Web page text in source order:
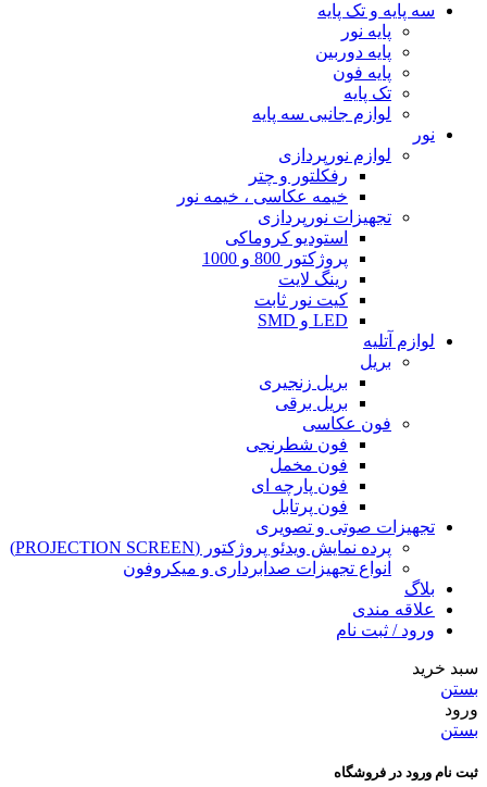
سه پایه و تک پایه
پایه نور
پایه دوربین
پایه فون
تک پایه
لوازم جانبی سه پایه
نور
لوازم نورپردازی
رفکلتور و چتر
خیمه عکاسی ، خیمه نور
تجهیزات نورپردازی
استودیو کروماکی
پروژکتور 800 و 1000
رینگ لایت
کیت نور ثابت
LED و SMD
لوازم آتلیه
بریل
بریل زنجیری
بریل برقی
فون عکاسی
فون شطرنجی
فون مخمل
فون پارچه ای
فون پرتابل
تجهیزات صوتی و تصویری
پرده نمایش ویدئو پروژکتور (PROJECTION SCREEN)
انواع تجهیزات صدابرداری و میکروفون
بلاگ
علاقه مندی
ورود / ثبت نام
سبد خرید
بستن
ورود
بستن
ثبت نام ورود در فروشگاه